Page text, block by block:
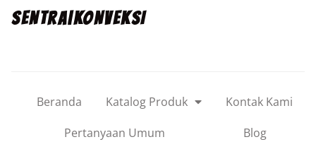
SENTRA|KONVEKSI
Beranda Katalog Produk
Kontak Kami
Pertanyaan Umum
Blog